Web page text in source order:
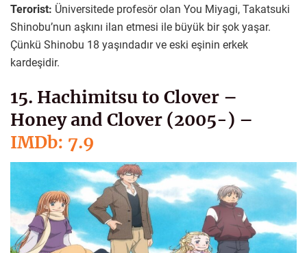
Terorist: Üniversitede profesör olan You Miyagi, Takatsuki
Shinobu’nun aşkını ilan etmesi ile büyük bir şok yaşar.
Çünkü Shinobu 18 yaşındadır ve eski eşinin erkek
kardeşidir.
15. Hachimitsu to Clover –
Honey and Clover (2005-) –
IMDb: 7.9